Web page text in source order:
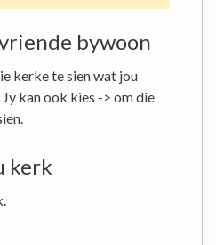
bywoon
kerke te sien wat jou
kan ook kies -> om die
kerk